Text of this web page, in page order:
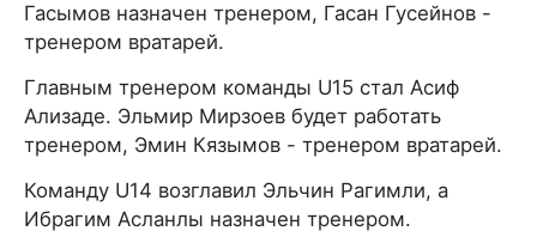
Гасымов назначен тренером, Гасан Гусейнов -
тренером вратарей.
Главным тренером команды U15 стал Асиф
Ализаде. Эльмир Мирзоев будет работать
тренером, Эмин Кязымов - тренером вратарей.
Команду U14 возглавил Эльчин Рагимли, а
Ибрагим Асланлы назначен тренером.